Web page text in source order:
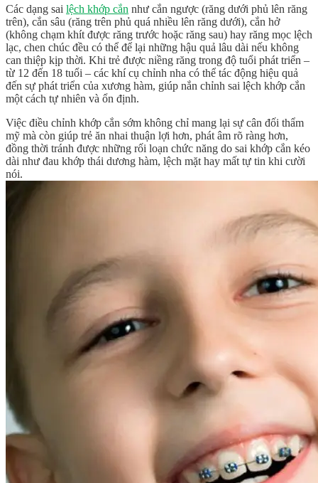
Các dạng sai lệch khớp cắn như cắn ngược (răng dưới phủ lên răng
trên), cắn sâu (răng trên phủ quá nhiều lên răng dưới), cắn hở
(không chạm khít được răng trước hoặc răng sau) hay răng mọc lệch
lạc, chen chúc đều có thể để lại những hậu quả lâu dài nếu không
can thiệp kịp thời. Khi trẻ được niềng răng trong độ tuổi phát triển –
từ 12 đến 18 tuổi – các khí cụ chỉnh nha có thể tác động hiệu quả
đến sự phát triển của xương hàm, giúp nắn chỉnh sai lệch khớp cắn
một cách tự nhiên và ổn định.
Việc điều chỉnh khớp cắn sớm không chỉ mang lại sự cân đối thẩm
mỹ mà còn giúp trẻ ăn nhai thuận lợi hơn, phát âm rõ ràng hơn,
đồng thời tránh được những rối loạn chức năng do sai khớp cắn kéo
dài như đau khớp thái dương hàm, lệch mặt hay mất tự tin khi cười
nói.